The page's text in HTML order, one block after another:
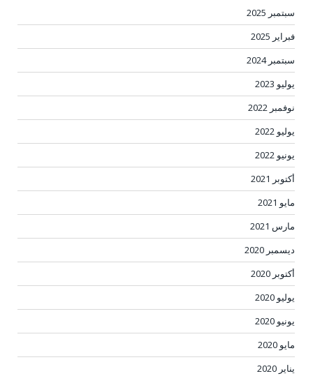
سبتمبر 2025
فبراير 2025
سبتمبر 2024
يوليو 2023
نوفمبر 2022
يوليو 2022
يونيو 2022
أكتوبر 2021
مايو 2021
مارس 2021
ديسمبر 2020
أكتوبر 2020
يوليو 2020
يونيو 2020
مايو 2020
يناير 2020